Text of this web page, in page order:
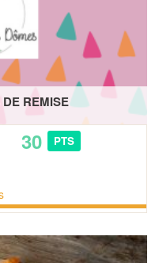
REMISE
30 PTS